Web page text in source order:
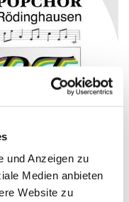
und Anzeigen zu
Medien anbieten
Website zu